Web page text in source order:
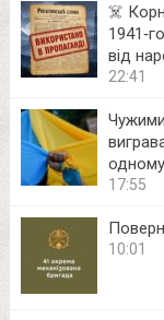
☠️
від
22:41
одному
17:55
10:01